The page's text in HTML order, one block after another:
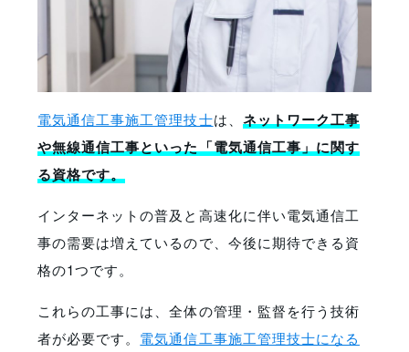
電気通信工事施工管理技士は、 ネットワーク工事
や無線通信工事といった「電気通信工事」に関す
る資格です。
インターネットの普及と高速化に伴い電気通信工
事の需要は増えているので、今後に期待できる資
格の1つです。
これらの工事には、全体の管理・監督を行う技術
者が必要です。 電気通信工事施工管理技士になる